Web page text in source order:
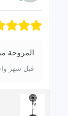
المروحة
قبل شهر